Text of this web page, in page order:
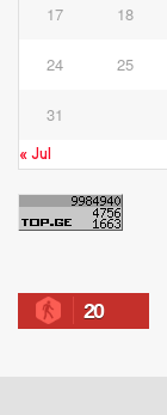
17 18
24 25
31
« Jul
20